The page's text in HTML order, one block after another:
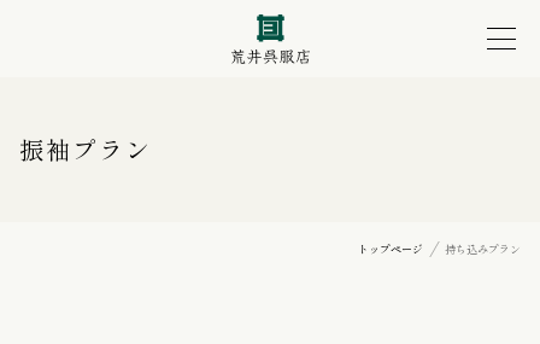
振袖プラン
トップページ 持ち込みプラン